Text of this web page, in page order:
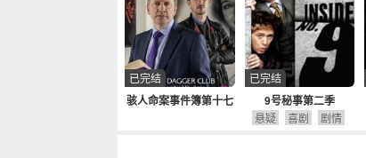
骇人命案事件簿第十七
已完结
9号秘事第二季
已完结
悬疑 喜剧 剧情